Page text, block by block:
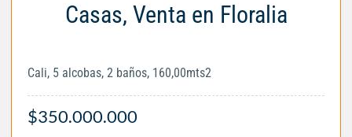
Casas, Venta en Floralia
Cali, 5 alcobas, 2 baños, 160,00mts2
$350.000.000